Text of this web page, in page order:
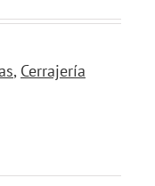
, Cerrajería